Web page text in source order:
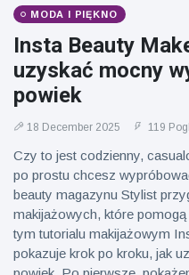
MODA I PIĘKNO
Insta Beauty
uzyskać mocny
powiek
18 December 2025 119
Czy to jest codzienny,
po prostu chcesz
beauty magazynu Stylist
makijażowych, które
tym tutorialu makijażowym
pokazuje krok po kroku, jak